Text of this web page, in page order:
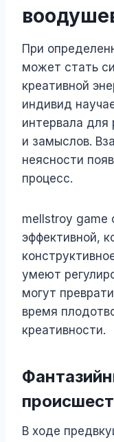
При
может стать
креативной
индивид
интервала для
и замыслов.
неясности
процесс.
mellstroy game
эффективной,
умеют
могут
время
креативности.
В ходе